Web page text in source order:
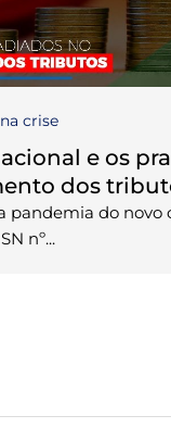
crise
e os
dos
pandemia do novo
nº...